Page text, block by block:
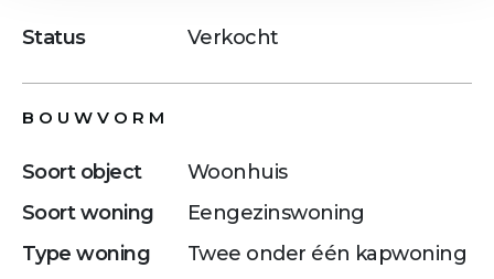
Status Verkocht
BOUWVORM
Soort object
Woonhuis
Soort woning
Eengezinswoning
Type woning
Twee onder één kapwoning